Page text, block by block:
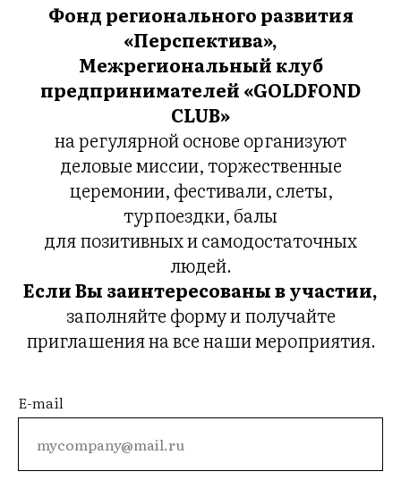
Фонд регионального развития
«Перспектива»,
Межрегиональный клуб
предпринимателей «GOLDFOND
CLUB»
на регулярной основе организуют
деловые миссии, торжественные
церемонии, фестивали, слеты,
турпоездки, балы
для позитивных и самодостаточных
людей.
Если Вы заинтересованы в участии,
заполняйте форму и получайте
приглашения на все наши мероприятия.
E-mail